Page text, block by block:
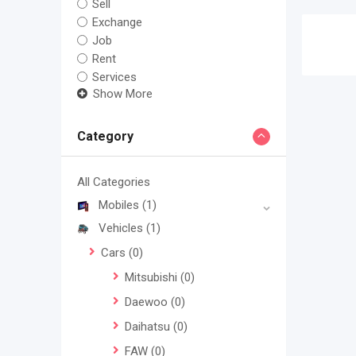
Sell
Exchange
Job
Rent
Services
Show More
Category
All Categories
Mobiles (1)
Vehicles (1)
Cars (0)
Mitsubishi (0)
Daewoo (0)
Daihatsu (0)
FAW (0)